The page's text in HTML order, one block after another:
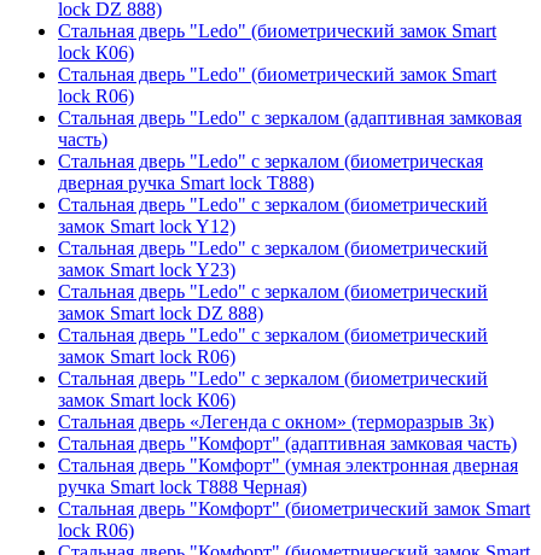
lock DZ 888)
Стальная дверь "Ledo" (биометрический замок Smart
lock К06)
Стальная дверь "Ledo" (биометрический замок Smart
lock R06)
Стальная дверь "Ledo" с зеркалом (адаптивная замковая
часть)
Стальная дверь "Ledo" с зеркалом (биометрическая
дверная ручка Smart lock T888)
Стальная дверь "Ledo" с зеркалом (биометрический
замок Smart lock Y12)
Стальная дверь "Ledo" с зеркалом (биометрический
замок Smart lock Y23)
Стальная дверь "Ledo" с зеркалом (биометрический
замок Smart lock DZ 888)
Стальная дверь "Ledo" с зеркалом (биометрический
замок Smart lock R06)
Стальная дверь "Ledo" с зеркалом (биометрический
замок Smart lock К06)
Стальная дверь «Легенда с окном» (терморазрыв 3к)
Стальная дверь "Комфорт" (адаптивная замковая часть)
Стальная дверь "Комфорт" (умная электронная дверная
ручка Smart lock T888 Черная)
Стальная дверь "Комфорт" (биометрический замок Smart
lock R06)